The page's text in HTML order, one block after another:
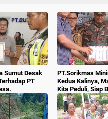
Sumut Desak
PT
PT.Sorikmas
Kedua Kalinya,
Kita Peduli, Siap
Dengan Pemda